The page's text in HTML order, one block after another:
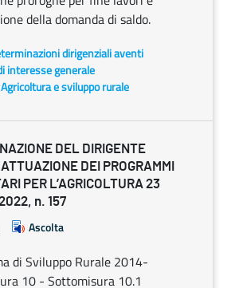
della domanda di saldo.
dirigenziali aventi
interesse generale
Agricoltura e sviluppo rurale
DEL DIRIGENTE
DEI PROGRAMMI
PER L’AGRICOLTURA 23
n. 157
Ascolta
di Sviluppo Rurale 2014-
10 - Sottomisura 10.1